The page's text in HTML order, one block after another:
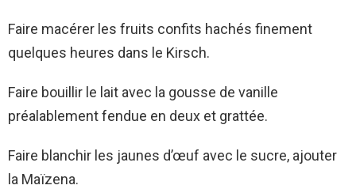
Faire macérer les fruits confits hachés finement
quelques heures dans le Kirsch.
Faire bouillir le lait avec la gousse de vanille
préalablement fendue en deux et grattée.
Faire blanchir les jaunes d’œuf avec le sucre, ajouter
la Maïzena.